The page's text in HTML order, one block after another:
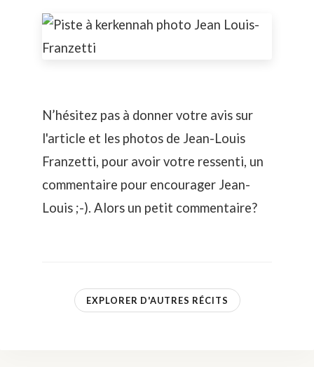
N’hésitez pas à donner votre avis sur
l'article et les photos de Jean-Louis
Franzetti, pour avoir votre ressenti, un
commentaire pour encourager Jean-
Louis ;-). Alors un petit commentaire?
EXPLORER D'AUTRES RÉCITS